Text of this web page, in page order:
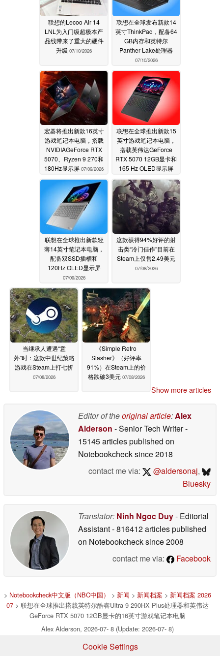
联想的Lecoo Air 14
LNL为入门级超极本产
品线带来了重大的硬件
升级 07/10/2026
联想在全球发布新款14
英寸ThinkPad，配备64
GB内存和英特尔
Panther Lake处理器
07/10/2026
宏碁将推出新款16英寸
游戏笔记本电脑，搭载
NVIDIAGeForce RTX
5070、Ryzen 9 270和
180Hz显示屏 07/09/2026
联想在全球推出新款15
英寸游戏笔记本电脑，
搭载英伟达GeForce
RTX 5070 12GB显卡和
165 Hz OLED显示屏
07/09/2026
联想在全球推出新款轻
薄14英寸笔记本电脑，
配备双SSD插槽和
120Hz OLED显示屏
07/09/2026
这款获得94%好评的射
击类“冷门佳作”目前在
Steam上仅售2.49美元
07/08/2026
当继承人遭遇“意
外”时：这款中世纪策略
游戏在Steam上打七折
07/08/2026
《Simple Retro
Slasher》（好评率
91%）在Steam上的价
格跌破3美元 07/08/2026
Show more articles
Editor of theoriginal article:Alex
Alderson - Senior Tech Writer-
15145 articles published on
Notebookchecksince 2018
contact me via:
@aldersonaj,
Bluesky
Translator: Ninh Ngoc Duy- Editorial
Assistant- 816412 articles published
on Notebookchecksince 2008
contact me via:
Facebook
> Notebookcheck中文版（NBC中国） > 新闻 > 新闻档案 > 新闻档案 2026
07 > 联想在全球推出搭载英特尔酷睿Ultra 9 290HX Plus处理器和英伟达
GeForce RTX 5070 12GB显卡的16英寸游戏笔记本电脑
Alex Alderson, 2026-07- 8 (Update: 2026-07- 8)
Cookie Settings